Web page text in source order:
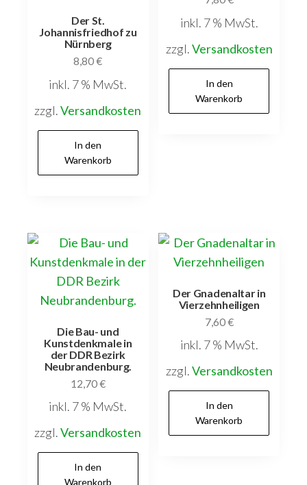
Der St.
Johannisfriedhof zu
Nürnberg
8,80€
inkl. 7 % MwSt.
zzgl.Versandkosten
In den
Warenkorb
inkl. 7 % MwSt.
zzgl.Versandkosten
In den
Warenkorb
Die Bau- und
Kunstdenkmale in
der DDR Bezirk
Neubrandenburg.
12,70€
inkl. 7 % MwSt.
zzgl.Versandkosten
In den
Warenkorb
Der Gnadenaltar in
Vierzehnheiligen
7,60€
inkl. 7 % MwSt.
zzgl.Versandkosten
In den
Warenkorb